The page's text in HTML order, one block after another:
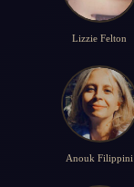
Lizzie Felton
Anouk Filippini